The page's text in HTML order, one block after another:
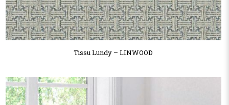
Tissu Lundy – LINWOOD